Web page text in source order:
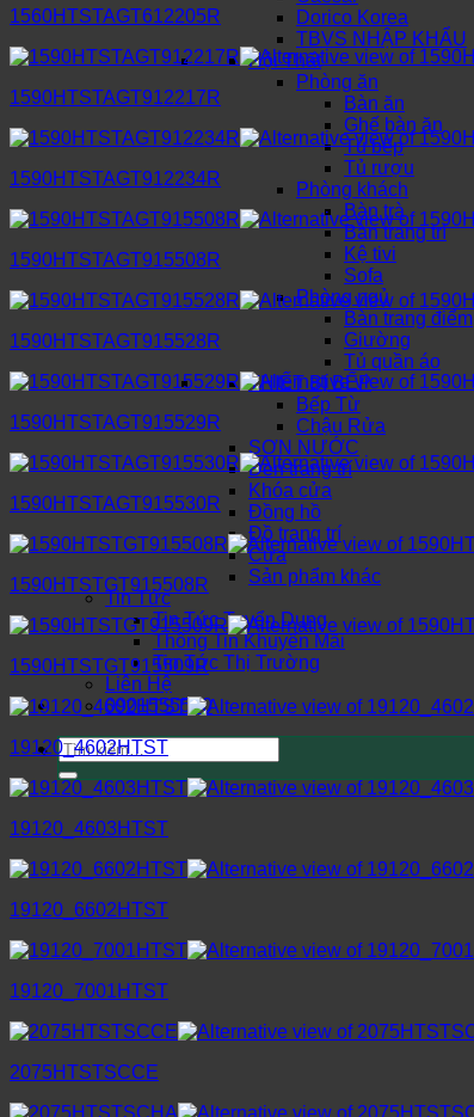
Dorico Korea
TBVS NHẬP KHẨU
Nội Thất
Phòng ăn
Bàn ăn
Ghế bàn ăn
Tủ bếp
Tủ rượu
Phòng khách
Bàn trà
Bàn trang trí
Kệ tivi
Sofa
Phòng ngủ
Bàn trang điểm
Giường
Tủ quần áo
THIẾT BỊ BẾP
Bếp Từ
Chậu Rửa
SƠN NƯỚC
Đèn trang trí
Khóa cửa
Đồng hồ
Đồ trang trí
Cửa
Sản phẩm khác
Tin Tức
Tin Tức Tuyển Dụng
Thông Tin Khuyến Mãi
Tin Tức Thị Trường
Liên Hệ
0901555580
Tìm
kiếm:
1560HTSTAGT612205R
1590HTSTAGT912217R
1590HTSTAGT912234R
1590HTSTAGT915508R
1590HTSTAGT915528R
1590HTSTAGT915529R
1590HTSTAGT915530R
1590HTSTGT915508R
1590HTSTGT915509R
19120_4602HTST
19120_4603HTST
19120_6602HTST
19120_7001HTST
2075HTSTSCCE